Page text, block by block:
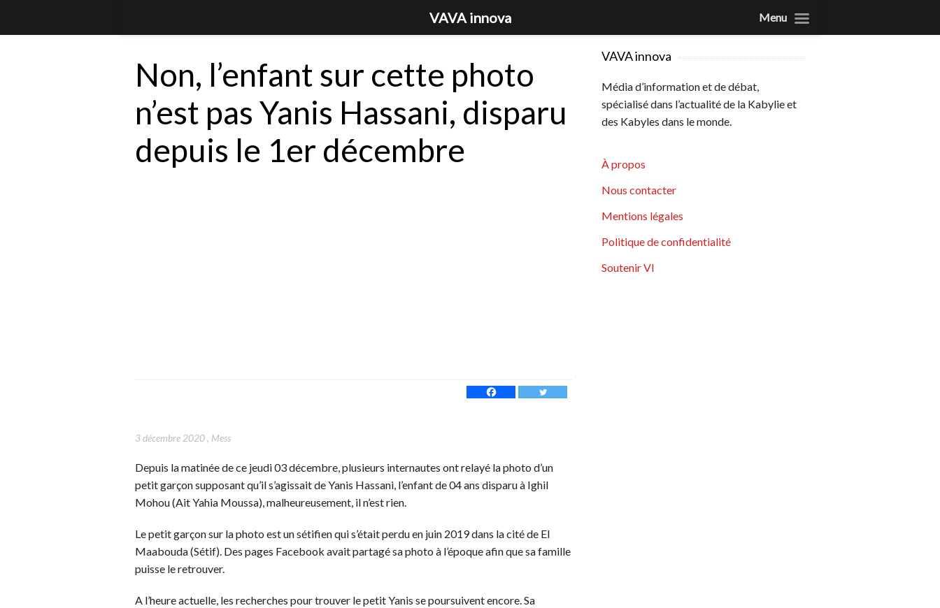
Non, l’enfant sur cette photo
n’est pas Yanis Hassani, disparu
depuis le 1er décembre
3 décembre 2020, Mess
Depuis la matinée de ce jeudi 03 décembre, plusieurs internautes ont relayé la photo d’un
petit garçon supposant qu’il s’agissait de Yanis Hassani, l’enfant de 04 ans disparu à Ighil
Mohou (Ait Yahia Moussa), malheureusement, il n’est rien.
Le petit garçon sur la photo est un sétifien qui s’était perdu en juin 2019 dans la cité de El
Maabouda (Sétif). Des pages Facebook avait partagé sa photo à l’époque afin que sa famille
puisse le retrouver.
A l’heure actuelle, les recherches pour trouver le petit Yanis se poursuivent encore. Sa
VAVA innova
Média d’information et de débat,
spécialisé dans l’actualité de la Kabylie et
des Kabyles dans le monde.
À propos
Nous contacter
Mentions légales
Politique de confidentialité
Soutenir VI
VAVA innova Menu